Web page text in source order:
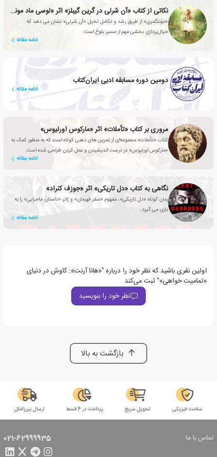
نکاتی از کتاب «آن شرلی در گرین گیبلز» اثر «لوسی ماد مونتگمری»
«مونتگمری» از طریق رشد و تکامل تخیل «آن شرلی» نشان می دهد که
خیال‌پردازی بخشی مهم از مسیر بلوغ است.
ادامه مقاله
دومین دوره مسابقه ادبی ایران‌کتاب
ادامه مقاله
مروری بر کتاب «تأملات» اثر «مارکوس اورلیوس»
کتاب «تأملات» مجموعه‌ای از تمرین های ذهنی کوتاه است که به منظور کمک به
«مارکوس اورلیوس» در درست اندیشیدن و عمل کردن طراحی شده است.
ادامه مقاله
نگاهی به کتاب «دل تاریکی» اثر «جوزف کنراد»
رمان کوتاه «دل تاریکی»، مفهوم «سفر قهرمان» و ژانر «داستان ماجرایی» را به
بازی می گیرد.
ادامه مقاله
اولین نفری باشید که نظر خود را درباره "«هانا آرنت»: کاوش در دنیای
«تمامیت خواهی»" ثبت می‌کند
نظر خود را بنویسید
بازگشت به بالا
سلامت فیزیکی تحویل سریع پرداخت در 4 قسط ارسال بین‌الملل
تماس با ما 021-62999935